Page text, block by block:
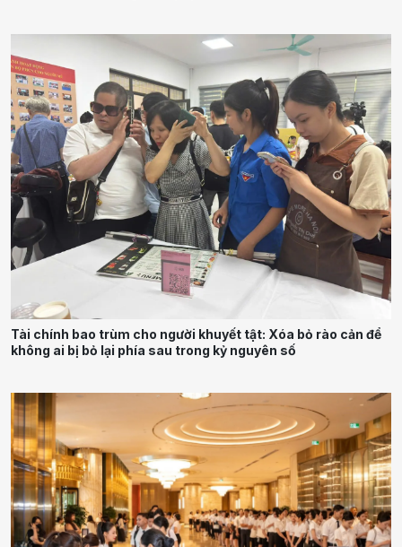
Tài chính bao trùm cho người khuyết tật: Xóa bỏ rào cản để
không ai bị bỏ lại phía sau trong kỷ nguyên số